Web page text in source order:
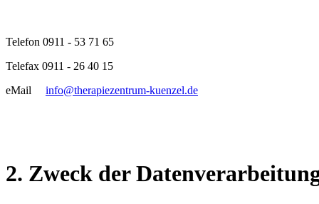
Telefon 0911 - 53 71 65
Telefax 0911 - 26 40 15
eMail info@therapiezentrum-kuenzel.de
2. Zweck der